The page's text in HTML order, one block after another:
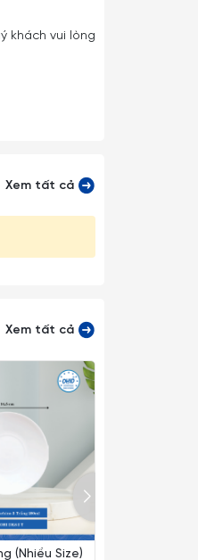
khách vui lòng
Xem tất cả
Xem tất cả
(Nhiều Size)